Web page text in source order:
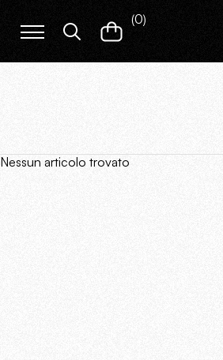
(0)
Nessun articolo trovato